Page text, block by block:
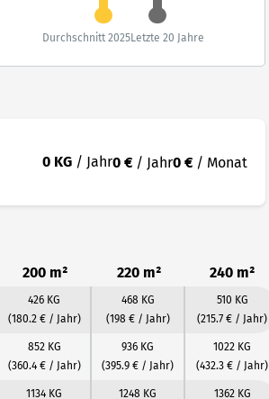
Durchschnitt 2025Letzte 20 Jahre
0 KG / Jahr0 € / Jahr0 € / Monat
200 m² 220 m² 240 m²
426 KG
(180.2 € / Jahr)
468 KG
(198 € / Jahr)
510 KG
(215.7 € / Jahr)
852 KG
(360.4 € / Jahr)
936 KG
(395.9 € / Jahr)
1022 KG
(432.3 € / Jahr)
1134 KG 1248 KG 1362 KG